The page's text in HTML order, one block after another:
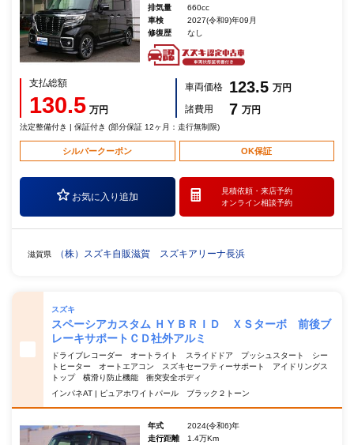
排気量
660cc
車検
2027(令和9)年09月
修復歴
なし
支払総額
130.5 万円
車両価格 123.5 万円
諸費用
7 万円
法定整備付き | 保証付き (部分保証 12ヶ月：走行無制限)
シルバークーポン OK保証
お気に入り追加
見積依頼・ 来店予約
オンライン相談予約
滋賀県 （株）スズキ自販滋賀 スズキアリーナ長浜
スズキ
スペーシアカスタム ＨＹＢＲＩＤ ＸＳターボ 前後ブ
レーキサポートＣＤ社外アルミ
ドライブレコーダー オートライト スライドドア プッシュスタート シー
トヒーター オートエアコン スズキセーフティーサポート アイドリングス
トップ 横滑り防止機能 衝突安全ボディ
インパネAT | ピュアホワイトパール ブラック２トーン
年式
2024(令和6)年
走行距離
1.4万Km